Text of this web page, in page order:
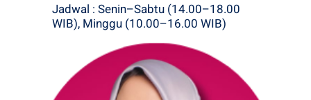
Jadwal : Senin–Sabtu (14.00–18.00
WIB), Minggu (10.00–16.00 WIB)